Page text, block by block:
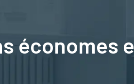
économes